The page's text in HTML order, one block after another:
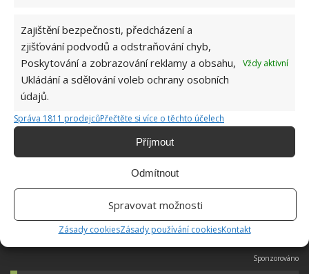
Zajištění bezpečnosti, předcházení a
zjišťování podvodů a odstraňování chyb,
Poskytování a zobrazování reklamy a obsahu,
Ukládání a sdělování voleb ochrany osobních
údajů.
Vždy aktivní
Správa 1811 prodejcůPřečtěte si více o těchto účelech
Příjmout
Odmítnout
Spravovat možnosti
Zásady cookiesZásady používání cookiesKontakt
ČESNEK PĚSTOVÁNÍ ČESNEKU
VÝSADBA ČESNEKU
Absolvent České zemědělské
univerzity, který je již od malička
velkým kutilem. V podstatě vše, co je
možné najít v j...